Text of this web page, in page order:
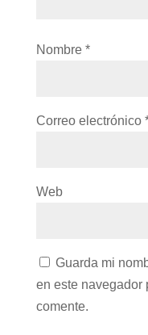
Nombre *
Correo electrónico
Web
Guarda mi
en este navegador
comente.